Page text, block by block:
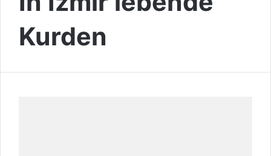
Kurden